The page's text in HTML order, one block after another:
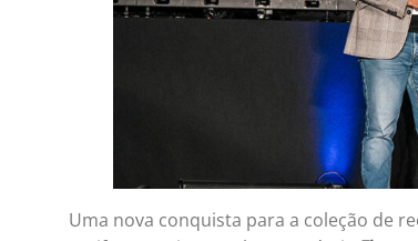
Uma nova conquista para a coleção de